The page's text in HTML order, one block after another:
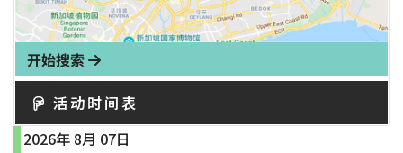
开始搜索
活动时间表
2026年 8月 07日